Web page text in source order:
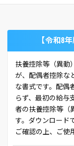
【令和8
扶養控除等（異動
が、配偶者控除な
な書式です。配偶
らず、最初の給与
者の扶養控除等（
す。ダウンロード
ご確認の上、ご使